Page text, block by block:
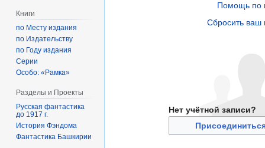
Помощь по
Сбросить ваш
Нет учётной записи?
Книги
по Месту издания
по Издательству
по Году издания
Серии
Особо: «Рамка»
Разделы и Проекты
Русская фантастика
до 1917 г.
История Фэндома
Фантастика Башкирии